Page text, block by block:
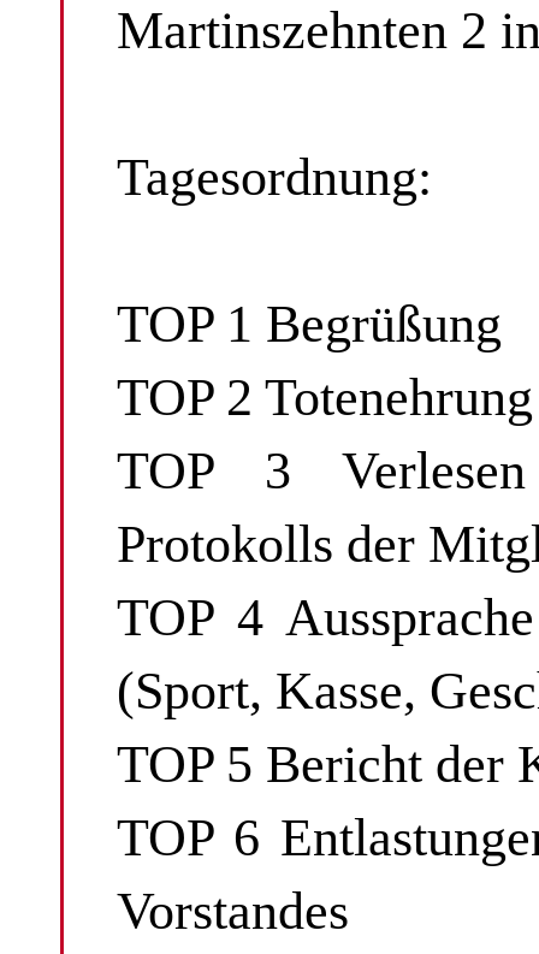
Martinszehnten 2
Tagesordnung:
TOP 1 Begrüßung
TOP 2 Totenehrung
TOP 3
Protokolls der
TOP 4
(Sport, Kasse,
TOP 5 Bericht der
TOP 6
Vorstandes